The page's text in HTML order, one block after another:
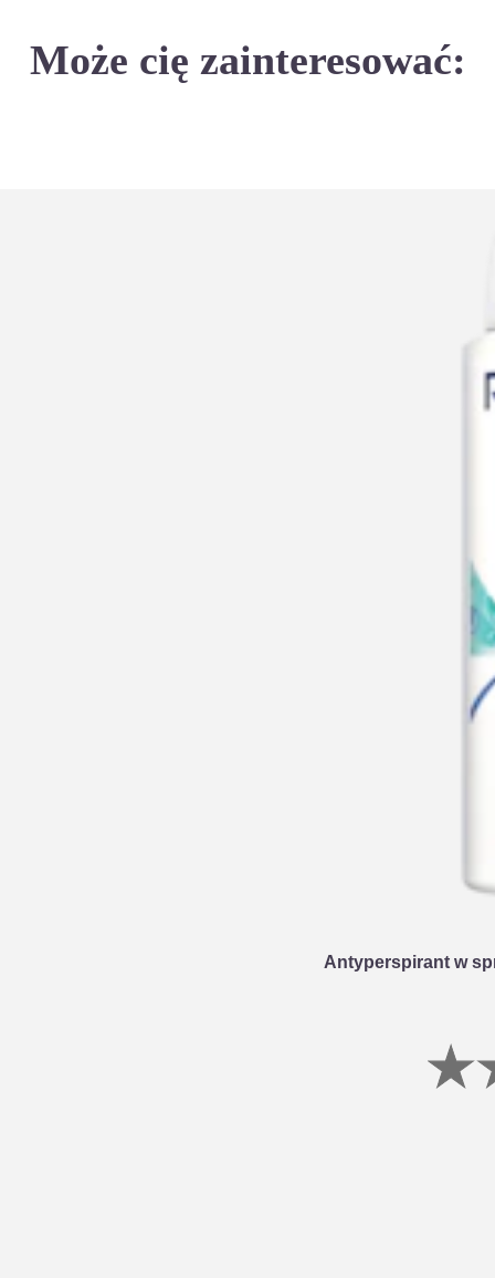
Może cię zainteresować:
Antyperspirant w